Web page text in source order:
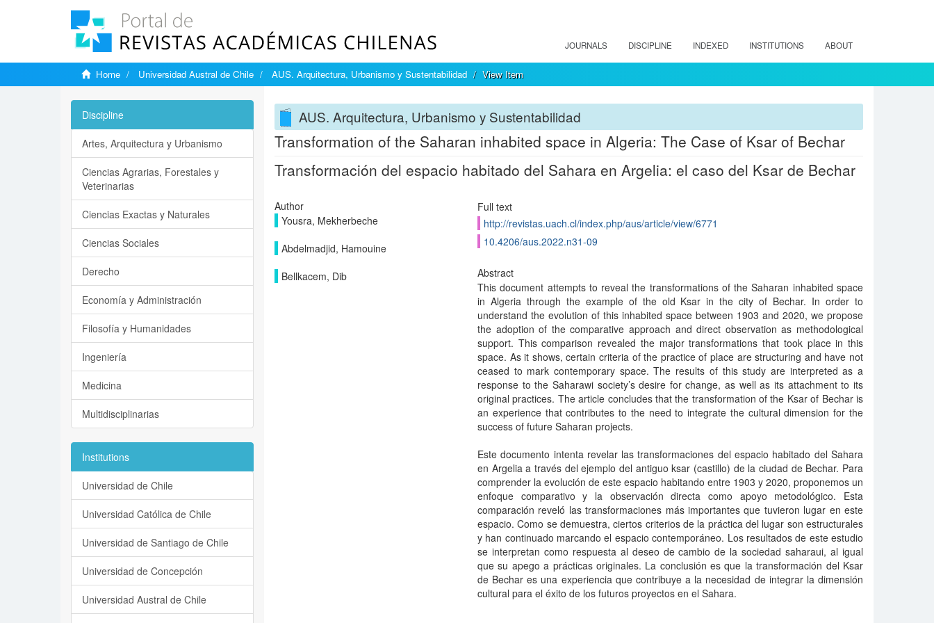
JOURNALS DISCIPLINE INDEXED INSTITUTIONS ABOUT
Home Universidad Austral de Chile AUS. Arquitectura, Urbanismo y Sustentabilidad View Item
AUS. Arquitectura, Urbanismo y Sustentabilidad
Transformation of the Saharan inhabited space in Algeria: The Case of Ksar of Bechar
Transformación del espacio habitado del Sahara en Argelia: el caso del Ksar de Bechar
Author
Yousra, Mekherbeche
Abdelmadjid, Hamouine
Bellkacem, Dib
Full text
http://revistas.uach.cl/index.php/aus/article/view/6771
10.4206/aus.2022.n31-09
Abstract
This document attempts to reveal the transformations of the Saharan inhabited space
in Algeria through the example of the old Ksar in the city of Bechar. In order to
understand the evolution of this inhabited space between 1903 and 2020, we propose
the adoption of the comparative approach and direct observation as methodological
support. This comparison revealed the major transformations that took place in this
space. As it shows, certain criteria of the practice of place are structuring and have not
ceased to mark contemporary space. The results of this study are interpreted as a
response to the Saharawi society’s desire for change, as well as its attachment to its
original practices. The article concludes that the transformation of the Ksar of Bechar is
an experience that contributes to the need to integrate the cultural dimension for the
success of future Saharan projects.
Este documento intenta revelar las transformaciones del espacio habitado del Sahara
en Argelia a través del ejemplo del antiguo ksar (castillo) de la ciudad de Bechar. Para
comprender la evolución de este espacio habitando entre 1903 y 2020, proponemos un
enfoque comparativo y la observación directa como apoyo metodológico. Esta
comparación reveló las transformaciones más importantes que tuvieron lugar en este
espacio. Como se demuestra, ciertos criterios de la práctica del lugar son estructurales
y han continuado marcando el espacio contemporáneo. Los resultados de este estudio
se interpretan como respuesta al deseo de cambio de la sociedad saharaui, al igual
que su apego a prácticas originales. La conclusión es que la transformación del Ksar
de Bechar es una experiencia que contribuye a la necesidad de integrar la dimensión
cultural para el éxito de los futuros proyectos en el Sahara.
Discipline
Artes, Arquitectura y Urbanismo
Ciencias Agrarias, Forestales y
Veterinarias
Ciencias Exactas y Naturales
Ciencias Sociales
Derecho
Economía y Administración
Filosofía y Humanidades
Ingeniería
Medicina
Multidisciplinarias
Institutions
Universidad de Chile
Universidad Católica de Chile
Universidad de Santiago de Chile
Universidad de Concepción
Universidad Austral de Chile